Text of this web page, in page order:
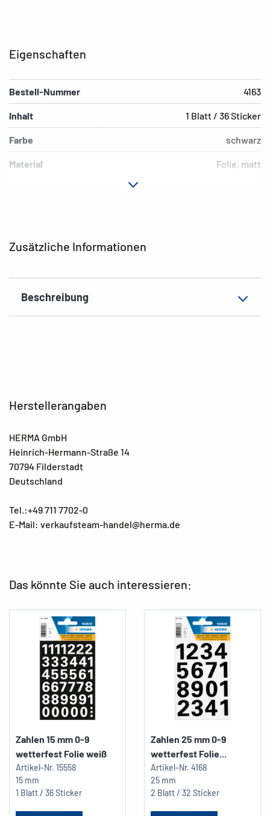
Zusätzliche Informationen
Beschreibung
Eigenschaften
Bestell-Nummer 4163
Inhalt 1 Blatt / 36 Sticker
Farbe schwarz
Material Folie, matt
Herstellerangaben
HERMA GmbH
Heinrich-Hermann-Straße 14
70794 Filderstadt
Deutschland
Tel.:+49 711 7702-0
E-Mail: verkaufsteam-handel@herma.de
Das könnte Sie auch interessieren:
Zahlen 15 mm 0-9
wetterfest Folie weiß
Artikel-Nr. 15558
15 mm
1 Blatt / 36 Sticker
Zahlen 25 mm 0-9
wetterfest Folie...
Artikel-Nr. 4168
25 mm
2 Blatt / 32 Sticker